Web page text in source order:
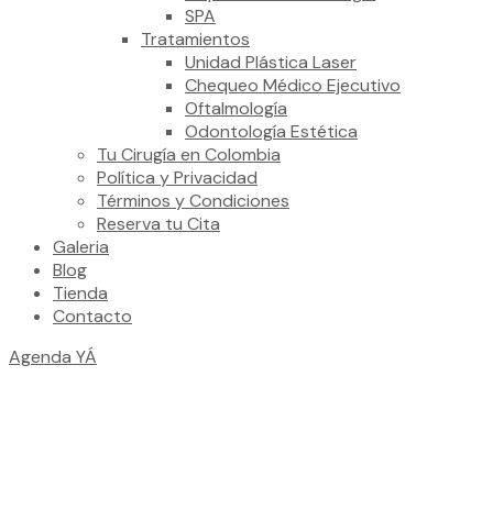
SPA
Tratamientos
Unidad Plástica Laser
Chequeo Médico Ejecutivo
Oftalmología
Odontología Estética
Tu Cirugía en Colombia
Política y Privacidad
Términos y Condiciones
Reserva tu Cita
Galeria
Blog
Tienda
Contacto
Agenda YÁ